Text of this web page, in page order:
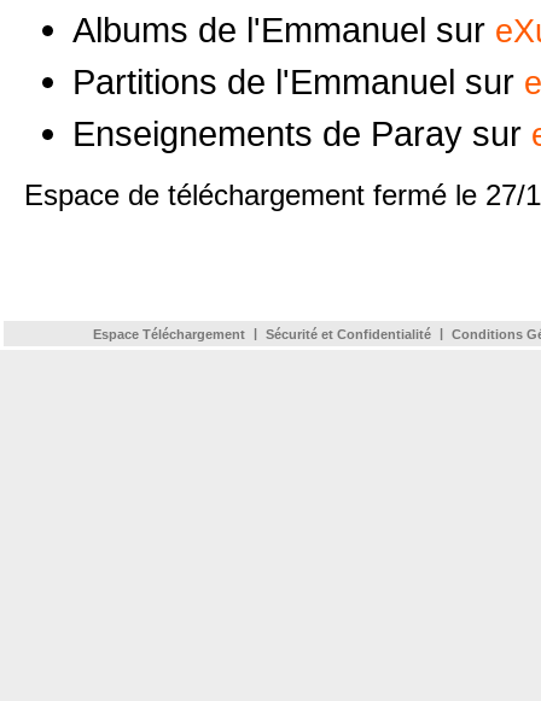
Albums de l'Emmanuel sur
Partitions de l'Emmanuel sur
Enseignements de Paray sur
Espace de téléchargement fermé le 27/
Espace Téléchargement | Sécurité et Confidentialité | Conditions